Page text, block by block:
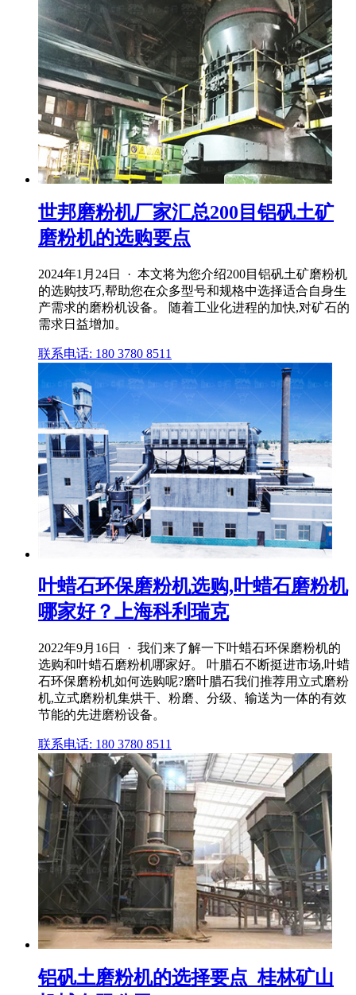
世邦磨粉机厂家汇总200目铝矾土矿
磨粉机的选购要点
2024年1月24日 · 本文将为您介绍200目铝矾土矿磨粉机
的选购技巧,帮助您在众多型号和规格中选择适合自身生
产需求的磨粉机设备。 随着工业化进程的加快,对矿石的
需求日益增加。
联系电话: 180 3780 8511
叶蜡石环保磨粉机选购,叶蜡石磨粉机
哪家好？上海科利瑞克
2022年9月16日 · 我们来了解一下叶蜡石环保磨粉机的
选购和叶蜡石磨粉机哪家好。 叶腊石不断挺进市场,叶蜡
石环保磨粉机如何选购呢?磨叶腊石我们推荐用立式磨粉
机,立式磨粉机集烘干、粉磨、分级、输送为一体的有效
节能的先进磨粉设备。
联系电话: 180 3780 8511
铝矾土磨粉机的选择要点_桂林矿山